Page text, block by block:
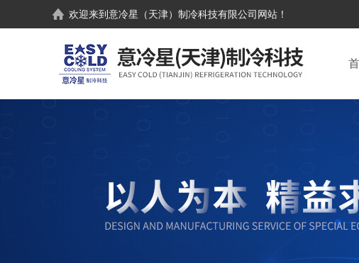
欢迎来到意冷星（天津）制冷科技有限公司 网站！